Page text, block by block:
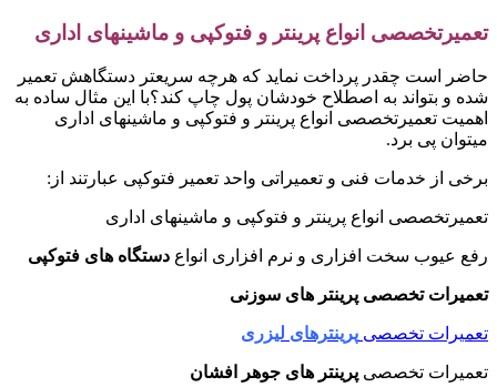
تعمیرتخصصی انواع پرینتر و فتوکپی و ماشینهای اداری
حاضر است چقدر پرداخت نماید که هرچه سریعتر دستگاهش تعمیر
شده و بتواند به اصطلاح خودشان پول چاپ کند؟با این مثال ساده به
اهمیت تعمیرتخصصی انواع پرینتر و فتوکپی و ماشینهای اداری
میتوان پی برد.
برخی از خدمات فنی و تعمیراتی واحد تعمیر فتوکپی عبارتند از:
تعمیرتخصصی انواع پرینتر و فتوکپی و ماشینهای اداری
رفع عیوب سخت افزاری و نرم افزاری انواع دستگاه های فتوکپی
تعمیرات تخصصی پرینتر های سوزنی
تعمیرات تخصصی پرینترهای لیزری
تعمیرات تخصصی پرینتر های جوهر افشان